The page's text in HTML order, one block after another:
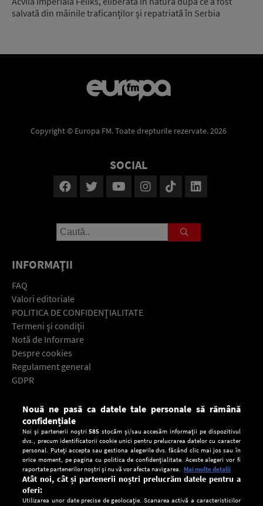
salvată din mâinile traficanților și repatriată în Serbia
Copyright © Europa FM. Toate drepturile rezervate. 2026
SOCIAL
INFORMAŢII
FAQ
Valori editoriale
POLITICA DE CONFIDENŢIALITATE
Termeni şi condiţii
Notă de Informare
Despre cookies
Regulament general
GDPR
Descarcă gratuit aplicaţia Europa FM pentru smartphone:
Nouă ne pasă ca datele tale personale să rămână
confidențiale
Noi și partenerii noștri585 stocăm și/sau accesăm informații pe dispozitivul
dvs., precum identificatorii cookie unici pentru prelucrarea datelor cu caracter
personal. Puteți accepta sau gestiona alegerile dvs. făcând clic mai jos sau în
orice moment, pe pagina cu politica de confidențialitate. Aceste alegeri vor fi
raportate partenerilor noștri și nu vă vor afecta navigarea. Mai multe detalii
Atât noi, cât și partenerii noștri prelucrăm datele pentru a
oferi:
Utilizarea unor date precise de geolocație. Scanarea activă a caracteristicilor